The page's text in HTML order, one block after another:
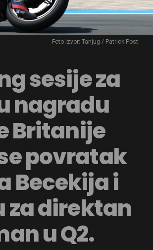
Foto Izvor: Tanjug / Patrick Post
sesije za
nagradu
Britanije
povratak
Becekija i
za direktan
u Q2.